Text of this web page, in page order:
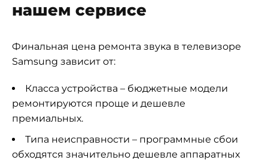
нашем сервисе
Финальная цена ремонта звука в телевизоре
Samsung зависит от:
Класса устройства – бюджетные модели
ремонтируются проще и дешевле
премиальных.
Типа неисправности – программные сбои
обходятся значительно дешевле аппаратных